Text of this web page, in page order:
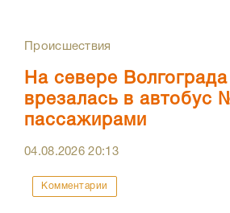
Происшествия
На севере
врезалась в автобус
пассажирами
04.08.202620:13
Комментарии